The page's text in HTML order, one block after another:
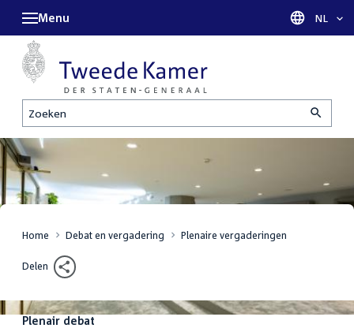
Zoeken
Menu Taal
NL
Home Debat en vergadering Plenaire vergaderingen
Delen
Plenair debat